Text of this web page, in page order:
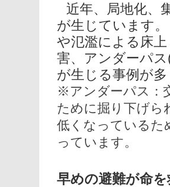
近年、局地化、
が生じています
や氾濫による床
害、アンダーパ
が生じる事例が
※アンダーパス：
ために掘り下げら
低くなっているた
っています。
早めの避難が命